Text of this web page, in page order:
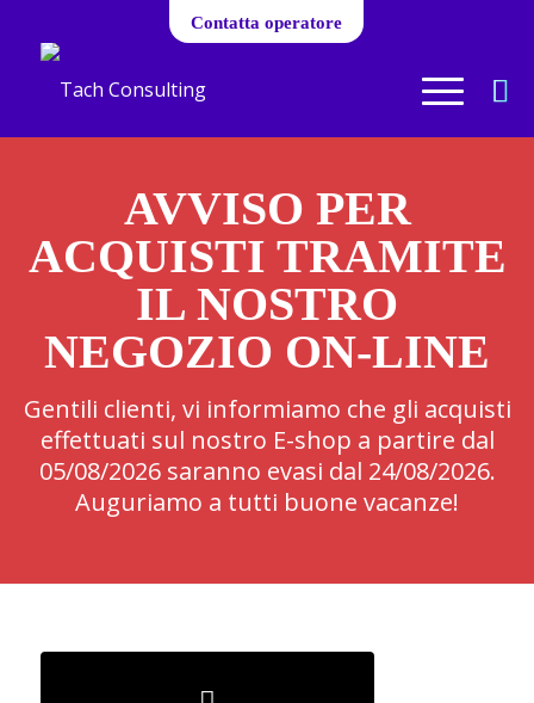
Contatta operatore
AVVISO PER
ACQUISTI TRAMITE
IL NOSTRO
NEGOZIO ON-LINE
Gentili clienti, vi informiamo che gli acquisti
effettuati sul nostro E-shop a partire dal
05/08/2026 saranno evasi dal 24/08/2026.
Auguriamo a tutti buone vacanze!